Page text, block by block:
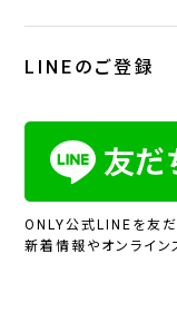
LINEのご登録
ONLY公式LINEを友だ
新着情報やオンライン